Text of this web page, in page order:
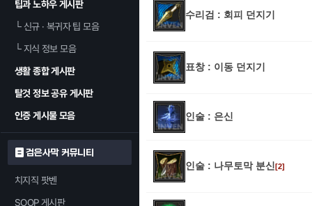
팁과 노하우 게시판
└신규 · 복귀자 팁 모음
└지식 정보 모음
생활 종합 게시판
탈것 정보 공유 게시판
인증 게시물 모음
검은사막 커뮤니티
치지직 팟벤
SOOP 게시판
수리검 : 회피 던지기
표창 : 이동 던지기
인술 : 은신
인술 : 나무토막 분신 [2]